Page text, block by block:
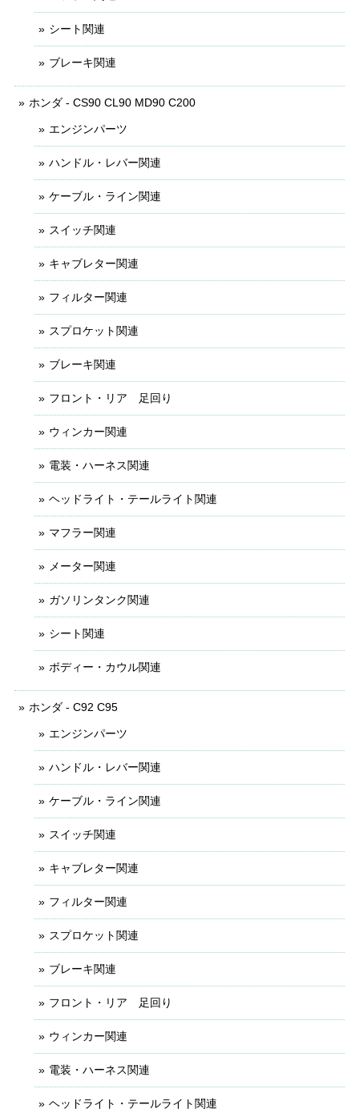
シート関連
ブレーキ関連
ホンダ - CS90 CL90 MD90 C200
エンジンパーツ
ハンドル・レバー関連
ケーブル・ライン関連
スイッチ関連
キャブレター関連
フィルター関連
スプロケット関連
ブレーキ関連
フロント・リア 足回り
ウィンカー関連
電装・ハーネス関連
ヘッドライト・テールライト関連
マフラー関連
メーター関連
ガソリンタンク関連
シート関連
ボディー・カウル関連
ホンダ - C92 C95
エンジンパーツ
ハンドル・レバー関連
ケーブル・ライン関連
スイッチ関連
キャブレター関連
フィルター関連
スプロケット関連
ブレーキ関連
フロント・リア 足回り
ウィンカー関連
電装・ハーネス関連
ヘッドライト・テールライト関連